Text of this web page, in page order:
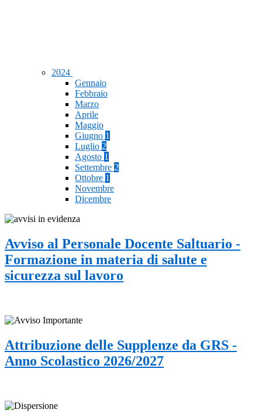
2024
Gennaio
Febbraio
Marzo
Aprile
Maggio
Giugno 1
Luglio 2
Agosto 1
Settembre 2
Ottobre 1
Novembre
Dicembre
Avviso al Personale Docente Saltuario -
Formazione in materia di salute e
sicurezza sul lavoro
Attribuzione delle Supplenze da GRS -
Anno Scolastico 2026/2027